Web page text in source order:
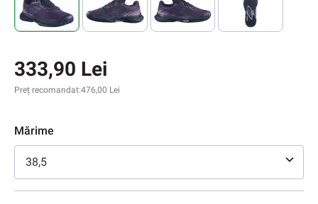
333,90 Lei
Preț recomandat:476,00 Lei
Mărime
38,5